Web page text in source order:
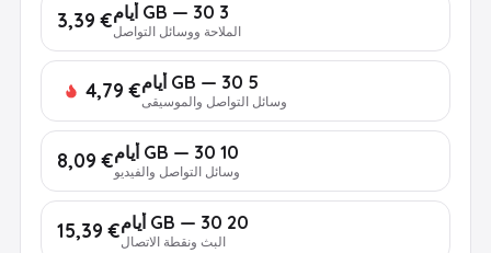
3 GB — 30 أيام
الملاحة ووسائل التواصل€ 3,39
5 GB — 30 أيام
وسائل التواصل والموسيقى€ 4,79
10 GB — 30 أيام
وسائل التواصل والفيديو€ 8,09
20 GB — 30 أيام
البث ونقطة الاتصال€ 15,39